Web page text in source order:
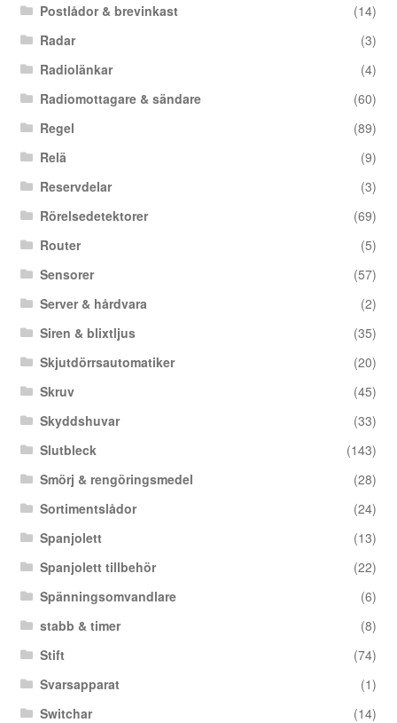
Postlådor & brevinkast
(14)
Radar
(3)
Radiolänkar
(4)
Radiomottagare & sändare
(60)
Regel
(89)
Relä
(9)
Reservdelar
(3)
Rörelsedetektorer
(69)
Router
(5)
Sensorer
(57)
Server & hårdvara
(2)
Siren & blixtljus
(35)
Skjutdörrsautomatiker
(20)
Skruv
(45)
Skyddshuvar
(33)
Slutbleck
(143)
Smörj & rengöringsmedel
(28)
Sortimentslådor
(24)
Spanjolett
(13)
Spanjolett tillbehör
(22)
Spänningsomvandlare
(6)
stabb & timer
(8)
Stift
(74)
Svarsapparat
(1)
Switchar
(14)